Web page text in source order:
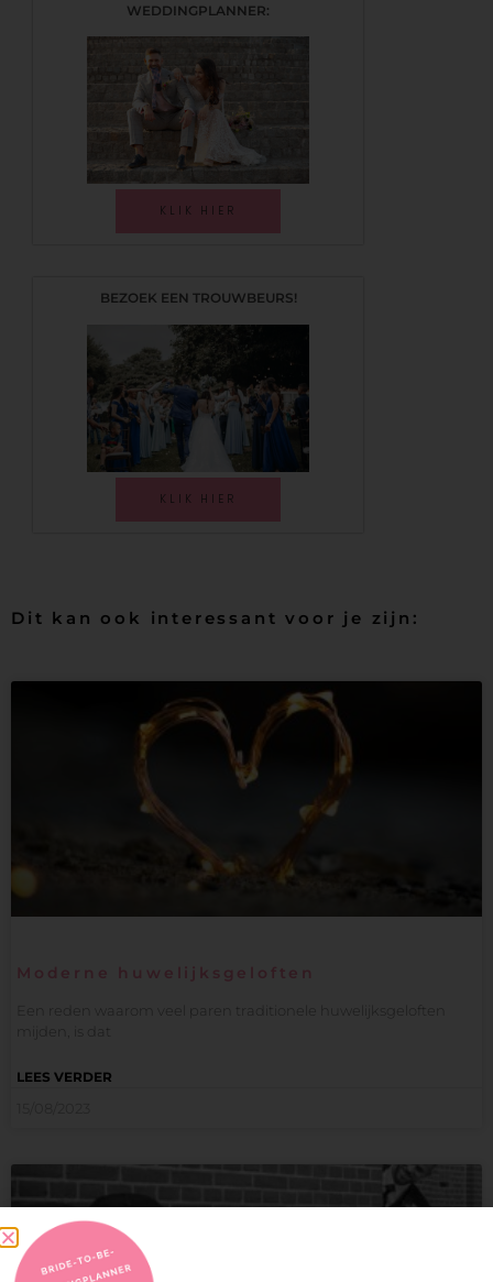
WEDDINGPLANNER:
KLIK HIER
BEZOEK EEN TROUWBEURS!
KLIK HIER
Dit kan ook interessant voor je zijn:
Moderne huwelijksgeloften
Een reden waarom veel paren traditionele huwelijksgeloften
mijden, is dat
LEES VERDER